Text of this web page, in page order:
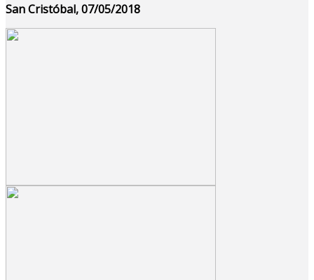
San Cristóbal, 07/05/2018